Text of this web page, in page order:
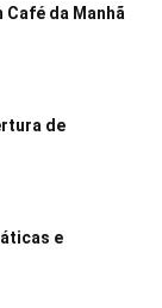
Café da Manhã
de
e